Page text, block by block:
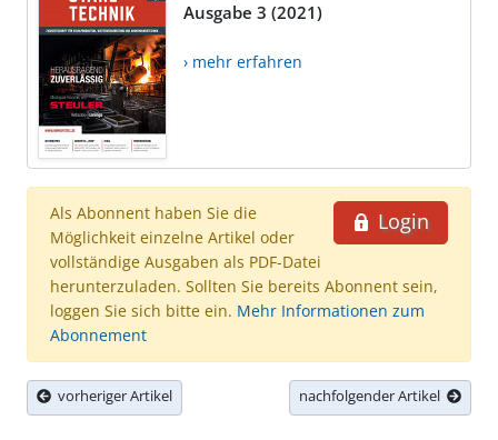
Ausgabe 3 (2021)
› mehr erfahren
Login
Als Abonnent haben Sie die
Möglichkeit einzelne Artikel oder
vollständige Ausgaben als PDF-Datei
herunterzuladen. Sollten Sie bereits Abonnent sein,
loggen Sie sich bitte ein. Mehr Informationen zum
Abonnement
vorheriger Artikel nachfolgender Artikel